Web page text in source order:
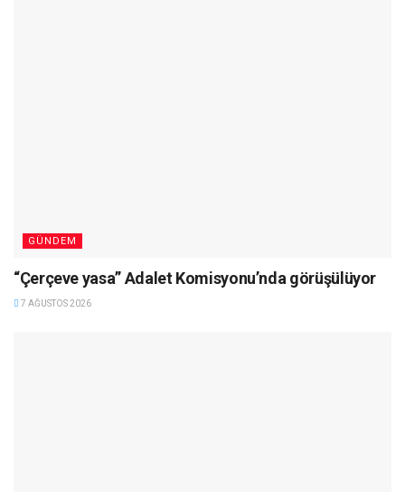
GÜNDEM
“Çerçeve yasa” Adalet Komisyonu’nda görüşülüyor
7 AĞUSTOS 2026